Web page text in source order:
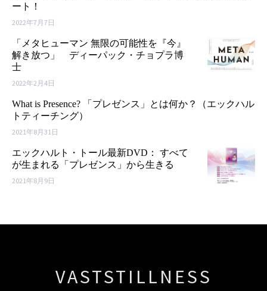
ート！
2022年7月7日
「メタヒューマン 無限の可能性を『今』
解き放つ」 ディーパック・チョプラ博
士
2022年2月4日
What is Presence? 「プレゼンス」とは何か？（エックハル
トティーチング）
2021年8月31日
エックハルト・トール最新DVD： すべて
が生まれる「プレゼンス」から生きる
2021年8月9日
VASTSTILLNESS